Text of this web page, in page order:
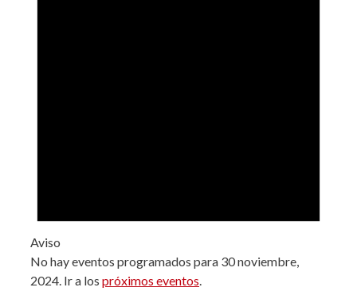
Aviso
No hay eventos programados para 30 noviembre,
2024. Ir a los próximos eventos.